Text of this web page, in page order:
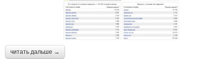
читать дальше →